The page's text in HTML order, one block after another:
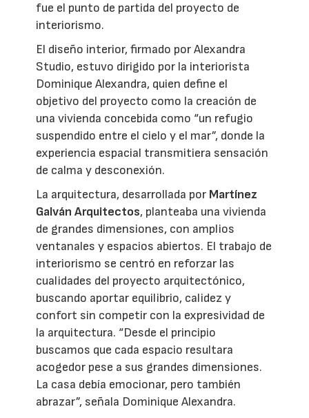
fue el punto de partida del proyecto de
interiorismo.
El diseño interior, firmado por Alexandra
Studio, estuvo dirigido por la interiorista
Dominique Alexandra, quien define el
objetivo del proyecto como la creación de
una vivienda concebida como “un refugio
suspendido entre el cielo y el mar”, donde la
experiencia espacial transmitiera sensación
de calma y desconexión.
La arquitectura, desarrollada por Martínez
Galván Arquitectos, planteaba una vivienda
de grandes dimensiones, con amplios
ventanales y espacios abiertos. El trabajo de
interiorismo se centró en reforzar las
cualidades del proyecto arquitectónico,
buscando aportar equilibrio, calidez y
confort sin competir con la expresividad de
la arquitectura. “Desde el principio
buscamos que cada espacio resultara
acogedor pese a sus grandes dimensiones.
La casa debía emocionar, pero también
abrazar”, señala Dominique Alexandra.